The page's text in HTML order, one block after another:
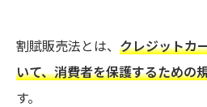
割賦販売法とは、 クレジットカ
いて、消費者を保護するための
す。